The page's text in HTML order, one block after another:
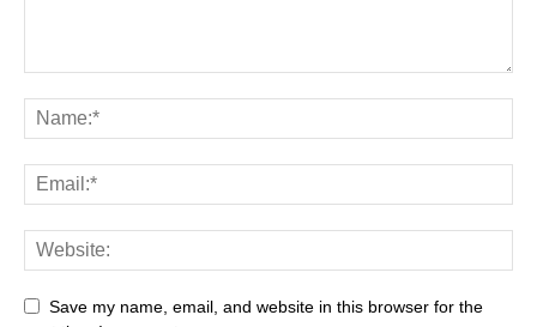
Save my name, email, and website in this browser for the